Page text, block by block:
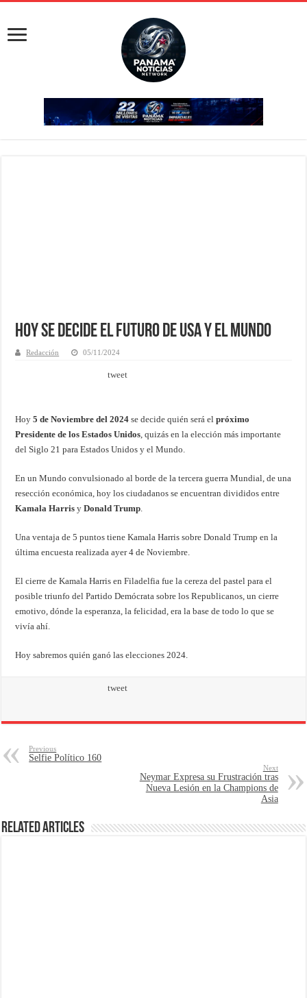
Hoy se decide el Futuro de USA y el Mundo
Redacción 05/11/2024
tweet
Hoy5 de Noviembre del 2024 se decide quién será elpróximo
Presidente de los Estados Unidos, quizás en la elección más importante
del Siglo 21 para Estados Unidos y el Mundo.
En un Mundo convulsionado al borde de la tercera guerra Mundial, de una
resección económica, hoy los ciudadanos se encuentran divididos entre
Kamala Harris yDonald Trump.
Una ventaja de 5 puntos tiene Kamala Harris sobre Donald Trump en la
última encuesta realizada ayer 4 de Noviembre.
El cierre de Kamala Harris en Filadelfia fue la cereza del pastel para el
posible triunfo del Partido Demócrata sobre los Republicanos, un cierre
emotivo, dónde la esperanza, la felicidad, era la base de todo lo que se
vivía ahí.
Hoy sabremos quién ganó las elecciones 2024.
tweet
Previous
Selfie Político 160
Next
Neymar Expresa su Frustración tras
Nueva Lesión en la Champions de
Asia
Related Articles